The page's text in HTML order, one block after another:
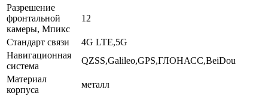
Разрешение
фронтальной
камеры, Мпикс
12
Стандарт связи
4G LTE,5G
Навигационная
система
QZSS,Galileo,GPS,ГЛОНАСС,BeiDou
Материал
корпуса
металл